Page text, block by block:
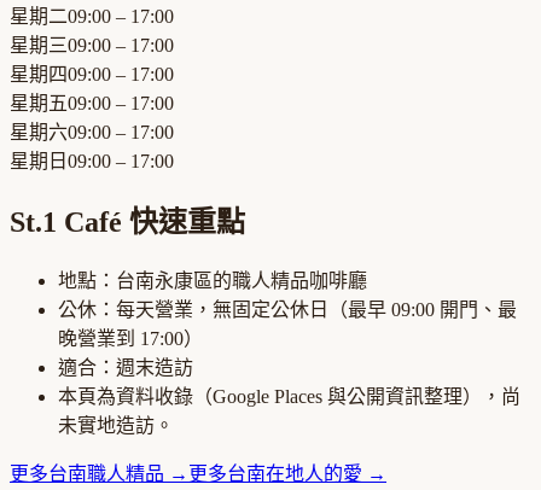
星期二09:00 – 17:00
星期三09:00 – 17:00
星期四09:00 – 17:00
星期五09:00 – 17:00
星期六09:00 – 17:00
星期日 09:00 – 17:00
St.1 Café 快速重點
地點： 台南永康區的職人精品咖啡廳
公休： 每天營業，無固定公休日 （最早 09:00 開門、最
晚營業到 17:00）
適合： 週末造訪
本頁為資料收錄（Google Places 與公開資訊整理），尚
未實地造訪。
更多台南職人精品 → 更多台南在地人的愛 →